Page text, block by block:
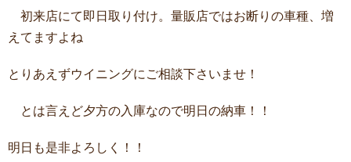
初来店にて即日取り付け。量販店ではお断りの車種、増
えてますよね
とりあえずウイニングにご相談下さいませ！
とは言えど夕方の入庫なので明日の納車！！
明日も是非よろしく！！